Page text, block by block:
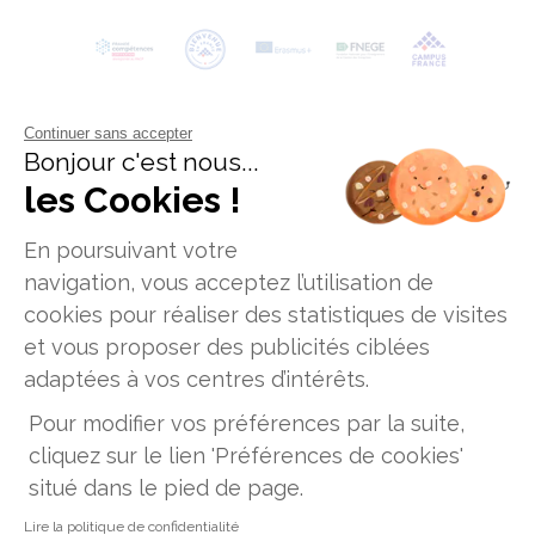
Données personnelles
Mentions legales
Offres d'emploi
Plan du site
but non lucratif
ICD Business School Paris - 12, rue Alexandre Parodi -75010 Paris
- Tél. : 01 89 71 24 61
ICD Business School Lyon - 47, rue Sergent Michel Berthet -
69009 Lyon - Tél. : 07 44 09 31 32
ICD Business School Toulouse - 186, route de Grenade - 31700
Continuer sans accepter
Bonjour c'est nous...
les Cookies !
En poursuivant votre
navigation, vous acceptez l’utilisation de
cookies pour réaliser des statistiques de visites
et vous proposer des publicités ciblées
adaptées à vos centres d’intérêts.
Pour modifier vos préférences par la suite,
cliquez sur le lien 'Préférences de cookies'
situé dans le pied de page.
Lire la politique de confidentialité